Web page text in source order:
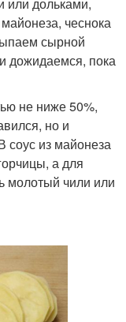
чеснока
сырной
дожидаемся, пока
не ниже 50%,
но и
соус из майонеза
а для
молотый чили или